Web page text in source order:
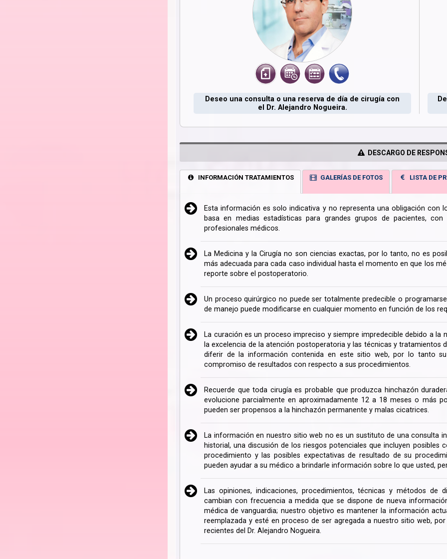
Deseo una consulta o una reserva de día de cirugía con
el Dr. Alejandro Nogueira.
DESCARGO DE
INFORMACIÓN TRATAMIENTOS GALERÍAS DE FOTOS LISTA DE
Esta información es solo indicativa y no representa una obligación con
basa en medias estadísticas para grandes grupos de pacientes,
profesionales médicos.
La Medicina y la Cirugía no son ciencias exactas, por lo tanto, no es
más adecuada para cada caso individual hasta el momento en que los
reporte sobre el postoperatorio.
Un proceso quirúrgico no puede ser totalmente predecible o
de manejo puede modificarse en cualquier momento en función de los
La curación es un proceso impreciso y siempre impredecible debido a
la excelencia de la atención postoperatoria y las técnicas y
diferir de la información contenida en este sitio web, por lo tanto
compromiso de resultados con respecto a sus procedimientos.
Recuerde que toda cirugía es probable que produzca hinchazón
evolucione parcialmente en aproximadamente 12 a 18 meses o más
pueden ser propensos a la hinchazón permanente y malas cicatrices.
La información en nuestro sitio web no es un sustituto de una consulta
historial, una discusión de los riesgos potenciales que incluyen
procedimiento y las posibles expectativas de resultado de su
pueden ayudar a su médico a brindarle información sobre lo que usted,
Las opiniones, indicaciones, procedimientos, técnicas y métodos de
cambian con frecuencia a medida que se dispone de nueva
médica de vanguardia; nuestro objetivo es mantener la información
reemplazada y esté en proceso de ser agregada a nuestro sitio web,
recientes del Dr. Alejandro Nogueira.